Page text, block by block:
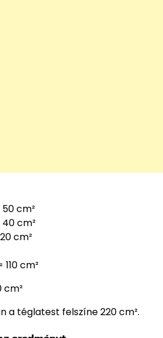
cm²
cm²
cm²
cm²
cm²
a téglatest felszíne 220 cm².